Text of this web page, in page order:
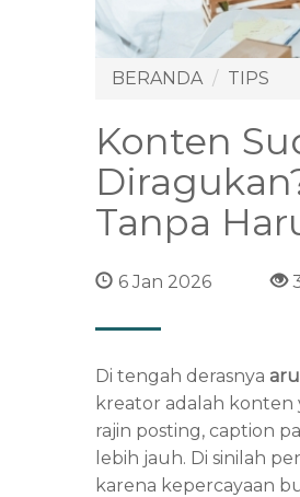
BERANDA TIPS
Konten
Tanpa
6 Jan 2026
Di tengah derasnya
kreator adalah
rajin posting, caption
lebih jauh. Di sinilah
karena kepercayaan